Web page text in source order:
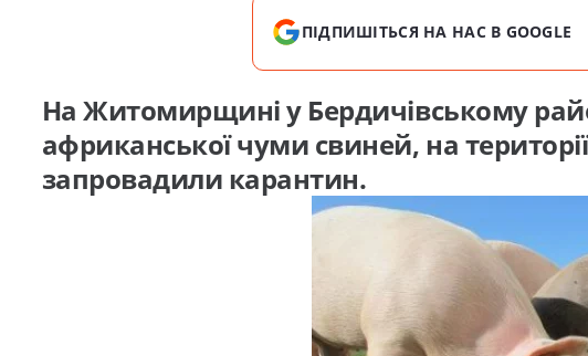
ПІДПИШІТЬСЯ НА НАС В GOOGLE
На Житомирщині у Бердичівському
африканської чуми свиней, на
запровадили карантин.